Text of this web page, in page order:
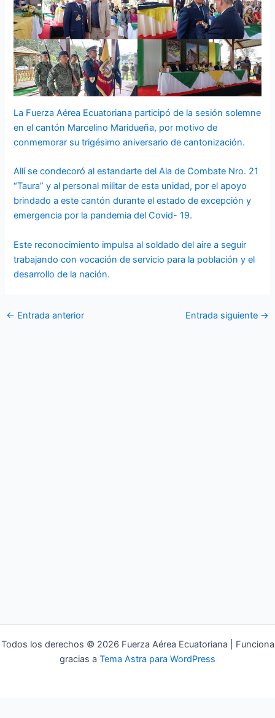
La Fuerza Aérea Ecuatoriana participó de la sesión solemne
en el cantón Marcelino Maridueña, por motivo de
conmemorar su trigésimo aniversario de cantonización.
Allí se condecoró al estandarte del Ala de Combate Nro. 21
“Taura” y al personal militar de esta unidad, por el apoyo
brindado a este cantón durante el estado de excepción y
emergencia por la pandemia del Covid- 19.
Este reconocimiento impulsa al soldado del aire a seguir
trabajando con vocación de servicio para la población y el
desarrollo de la nación.
← Entrada anterior Entrada siguiente →
Todos los derechos © 2026 Fuerza Aérea Ecuatoriana | Funciona
gracias a Tema Astra para WordPress